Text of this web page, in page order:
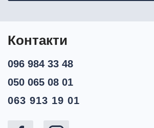
Контакти
096 984 33 48
050 065 08 01
063 913 19 01